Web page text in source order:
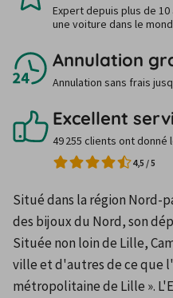
Expert depuis plus de
une voiture dans le
Annulation
Annulation sans frais
Excellent
49 255 clients ont donné
4,5 /5
Situé dans la région Nord-
des bijoux du Nord, son
Située non loin de Lille,
ville et d'autres de ce que
métropolitaine de Lille ».